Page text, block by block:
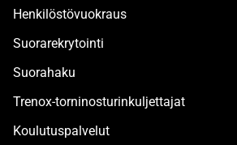
Henkilöstövuokraus
Suorarekrytointi
Suorahaku
Trenox-torninosturinkuljettajat
Koulutuspalvelut